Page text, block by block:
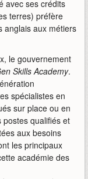
avec ses crédits
terres) préfère
anglais aux métiers
le gouvernement
Skills Academy.
spécialistes en
sur place ou en
postes qualifiés et
aux besoins
les principaux
académie des